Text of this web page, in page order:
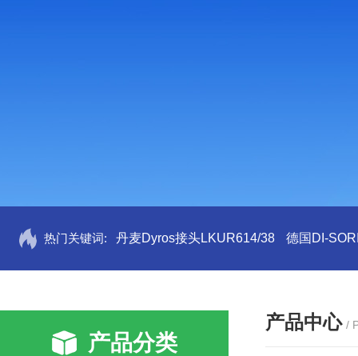
热门关键词: 丹麦Dyros接头LKUR614/38 德国DI-
产品分类
产品中心 /